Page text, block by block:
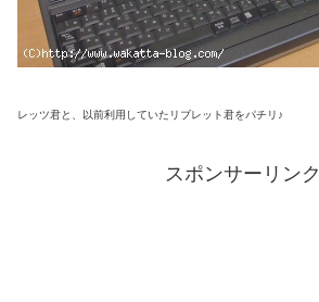
レッツ君と、以前利用していたリブレット君をパチリ♪
スポンサーリンク